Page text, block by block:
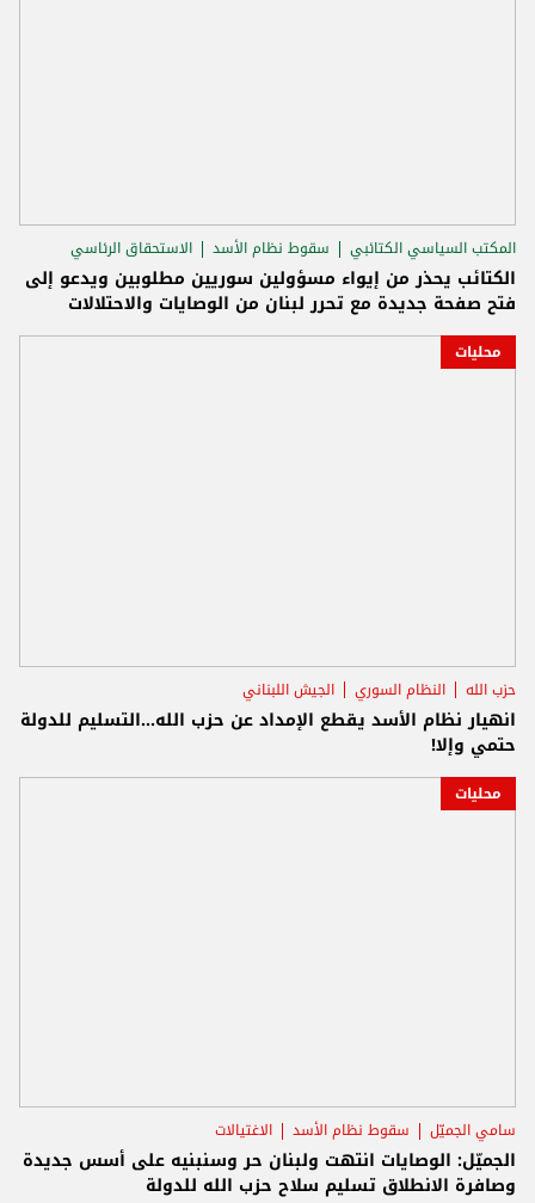
المكتب السياسي الكتائبي سقوط نظام الأسد الاستحقاق الرئاسي
الكتائب يحذر من إيواء مسؤولين سوريين مطلوبين ويدعو إلى
فتح صفحة جديدة مع تحرر لبنان من الوصايات والاحتلالات
محليات
حزب الله النظام السوري الجيش اللبناني
انهيار نظام الأسد يقطع الإمداد عن حزب الله...التسليم للدولة
حتمي وإلا!
محليات
سامي الجميّل سقوط نظام الأسد الاغتيالات
الجميّل: الوصايات انتهت ولبنان حر وسنبنيه على أسس جديدة
وصافرة الانطلاق تسليم سلاح حزب الله للدولة